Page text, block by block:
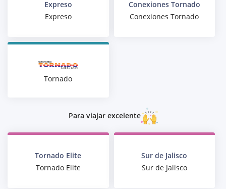
Expreso
Expreso
Conexiones Tornado
Conexiones Tornado
Tornado
Para viajar excelente
Tornado Elite
Tornado Elite
Sur de Jalisco
Sur de Jalisco